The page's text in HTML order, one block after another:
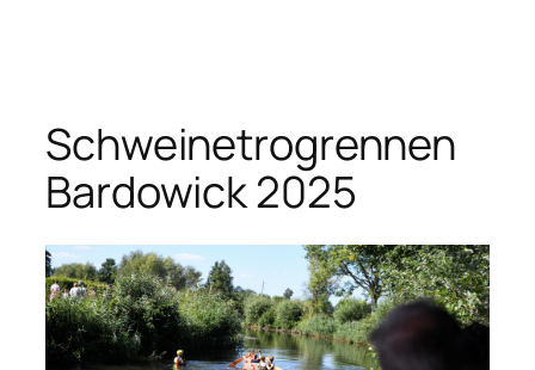
Schweinetrogrennen
Bardowick 2025